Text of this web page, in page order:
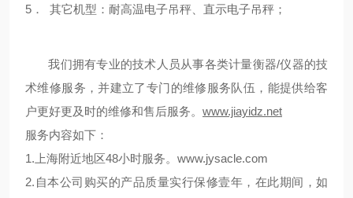
5． 其它机型：耐高温电子吊秤、直示电子吊秤；
我们拥有专业的技术人员从事各类计量衡器/仪器的技
术维修服务，并建立了专门的维修服务队伍，能提供给客
户更好更及时的维修和售后服务。 www.jiayidz.net
服务内容如下：
1.上海附近地区48小时服务。 www.jysacle.com
2.自本公司购买的产品质量实行保修壹年，在此期间，如